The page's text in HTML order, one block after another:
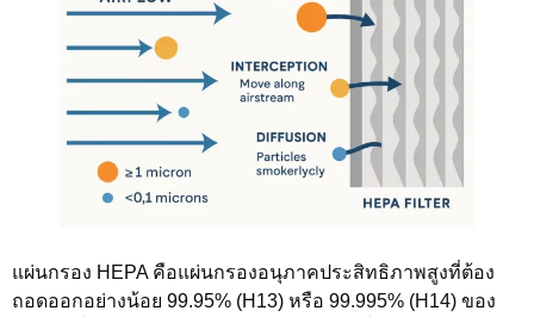
แผ่นกรอง HEPA คือแผ่นกรองอนุภาคประสิทธิภาพสูงที่ต้อง
ถอดออกอย่างน้อย 99.95% (H13) หรือ 99.995% (H14) ของ